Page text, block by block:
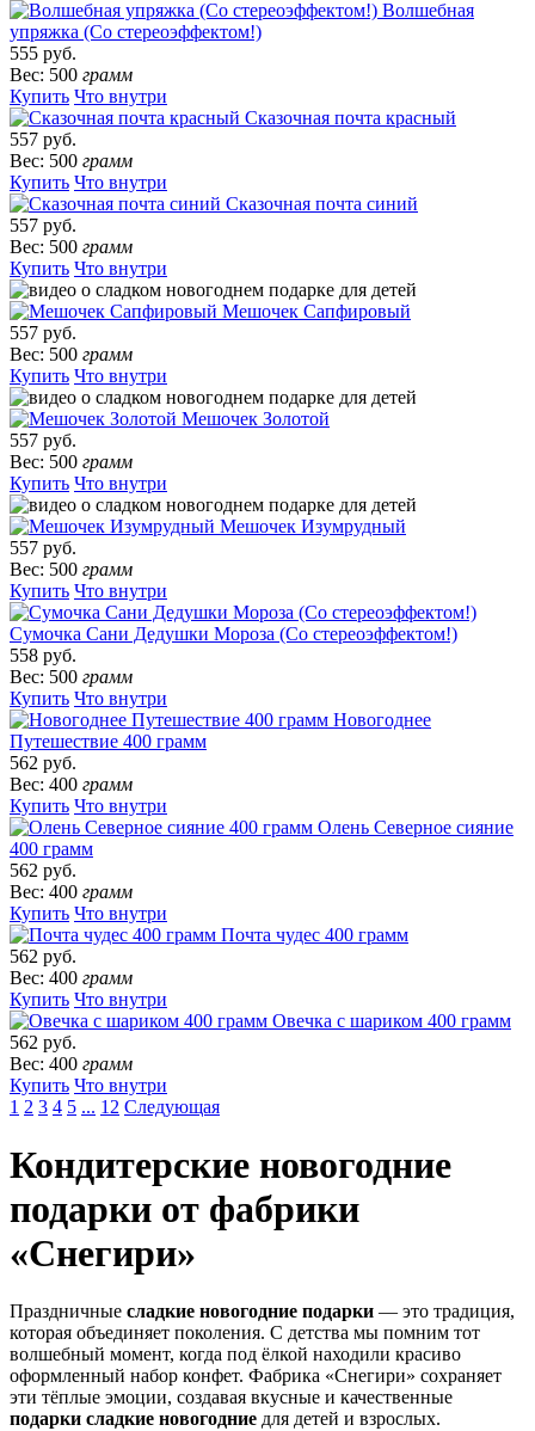
Волшебная
упряжка (Со стереоэффектом!)
555 руб.
Вес: 500 грамм
Купить Что внутри
Сказочная почта красный
557 руб.
Вес: 500 грамм
Купить Что внутри
Сказочная почта синий
557 руб.
Вес: 500 грамм
Купить Что внутри
Мешочек Сапфировый
557 руб.
Вес: 500 грамм
Купить Что внутри
Мешочек Золотой
557 руб.
Вес: 500 грамм
Купить Что внутри
Мешочек Изумрудный
557 руб.
Вес: 500 грамм
Купить Что внутри
Сумочка Сани Дедушки Мороза (Со стереоэффектом!)
558 руб.
Вес: 500 грамм
Купить Что внутри
Новогоднее
Путешествие 400 грамм
562 руб.
Вес: 400 грамм
Купить Что внутри
Олень Северное сияние
400 грамм
562 руб.
Вес: 400 грамм
Купить Что внутри
Почта чудес 400 грамм
562 руб.
Вес: 400 грамм
Купить Что внутри
Овечка с шариком 400 грамм
562 руб.
Вес: 400 грамм
Купить Что внутри
1 2 3 4 5 ... 12 Следующая
Кондитерские новогодние
подарки от фабрики
«Снегири»
Праздничные сладкие новогодние подарки — это традиция,
которая объединяет поколения. С детства мы помним тот
волшебный момент, когда под ёлкой находили красиво
оформленный набор конфет. Фабрика «Снегири» сохраняет
эти тёплые эмоции, создавая вкусные и качественные
подарки сладкие новогодние для детей и взрослых.